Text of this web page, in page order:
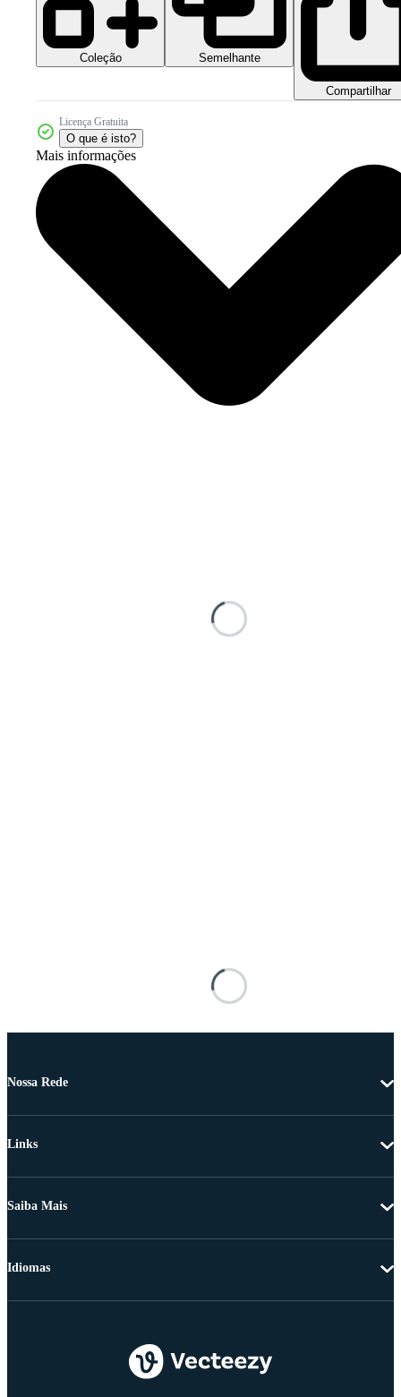
Coleção Semelhante
Compartilhar
Licença Gratuita
O que é isto?
Mais informações
Nossa Rede
Links
Saiba Mais
Idiomas